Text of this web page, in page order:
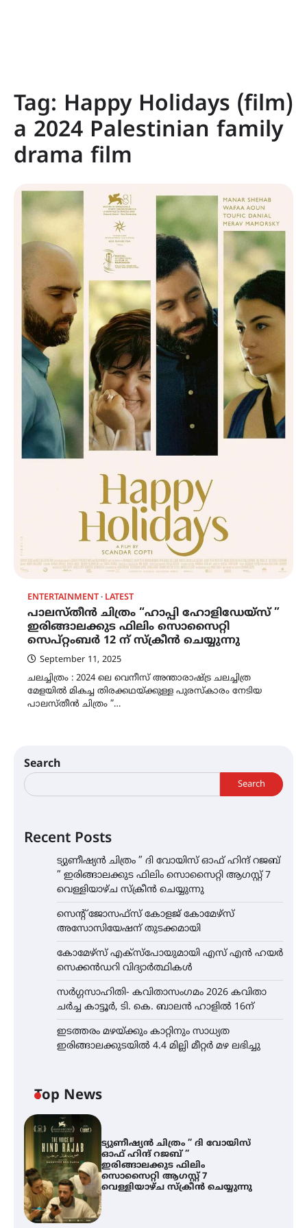
Tag: Happy Holidays (film)
a 2024 Palestinian family
drama film
ENTERTAINMENT LATEST
പാലസ്തീൻ ചിത്രം “ഹാപ്പി ഹോളിഡേയ്സ് ”
ഇരിങ്ങാലക്കുട ഫിലിം സൊസൈറ്റി
സെപ്റ്റംബർ 12 ന് സ്ക്രീൻ ചെയ്യുന്നു
September 11, 2025
ചലച്ചിത്രം : 2024 ലെ വെനീസ് അന്താരാഷ്ട്ര ചലച്ചിത്ര
മേളയിൽ മികച്ച തിരക്കഥയ്ക്കുള്ള പുരസ്കാരം നേടിയ
പാലസ്തീൻ ചിത്രം ”…
Search
Search
Recent Posts
ട്യുണീഷ്യൻ ചിത്രം ” ദി വോയിസ് ഓഫ് ഹിന്ദ് റജബ്
” ഇരിങ്ങാലക്കുട ഫിലിം സൊസൈറ്റി ആഗസ്റ്റ് 7
വെള്ളിയാഴ്ച സ്‌ക്രീൻ ചെയ്യുന്നു
സെന്റ് ജോസഫ്സ് കോളജ് കോമേഴ്‌സ്
അസോസിയേഷന് തുടക്കമായി
കോമേഴ്സ് എക്സ്പോയുമായി എസ് എൻ ഹയർ
സെക്കൻഡറി വിദ്യാർത്ഥികൾ
സർഗ്ഗസാഹിതി- കവിതാസംഗമം 2026 കവിതാ
ചർച്ച കാട്ടൂർ, ടി. കെ. ബാലൻ ഹാളിൽ 16ന്
ഇടത്തരം മഴയ്ക്കും കാറ്റിനും സാധ്യത
ഇരിങ്ങാലക്കുടയിൽ 4.4 മില്ലി മീറ്റർ മഴ ലഭിച്ചു
Top News
ട്യുണീഷ്യൻ ചിത്രം ” ദി വോയിസ്
ഓഫ് ഹിന്ദ് റജബ് ”
ഇരിങ്ങാലക്കുട ഫിലിം
സൊസൈറ്റി ആഗസ്റ്റ് 7
വെള്ളിയാഴ്ച സ്‌ക്രീൻ ചെയ്യുന്നു